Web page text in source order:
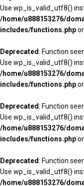
Use wp_is_valid_utf8()
/home/u888153276/
includes/functions.php
Deprecated: Function
Use wp_is_valid_utf8()
/home/u888153276/
includes/functions.php
Deprecated: Function
Use wp_is_valid_utf8()
/home/u888153276/
includes/functions.php
Deprecated: Function
Use wp_is_valid_utf8()
/home/u888153276/